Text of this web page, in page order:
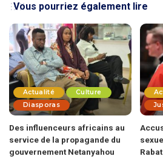
Vous pourriez également lire
Actualité
Culture
Diasporas
Des influenceurs africains au
service de la propagande du
gouvernement Netanyahou